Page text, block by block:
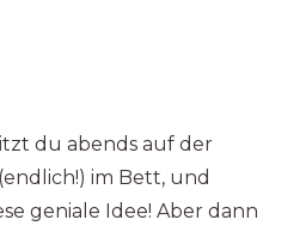
du abends auf der
im Bett, und
geniale Idee! Aber dann